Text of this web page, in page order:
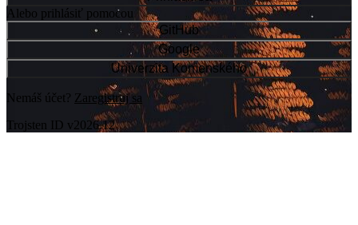
Alebo prihlásiť pomocou
GitHub
Google
Univerzita Komenského
Nemáš účet? Zaregistruj sa
Trojsten ID v2026.12